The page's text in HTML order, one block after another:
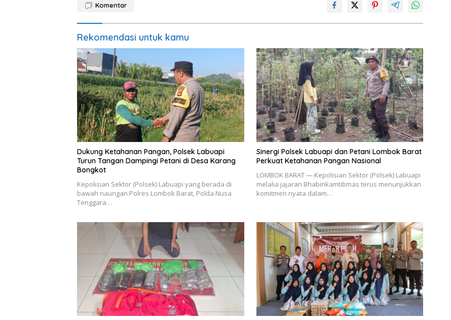
Komentar
Rekomendasi untuk kamu
Dukung Ketahanan Pangan, Polsek Labuapi
Turun Tangan Dampingi Petani di Desa Karang
Bongkot
Kepolisian Sektor (Polsek) Labuapi yang berada di
bawah naungan Polres Lombok Barat, Polda Nusa
Tenggara…
Sinergi Polsek Labuapi dan Petani Lombok Barat
Perkuat Ketahanan Pangan Nasional
LOMBOK BARAT — Kepolisian Sektor (Polsek) Labuapi
melalui jajaran Bhabinkamtibmas terus menunjukkan
komitmen nyata dalam…